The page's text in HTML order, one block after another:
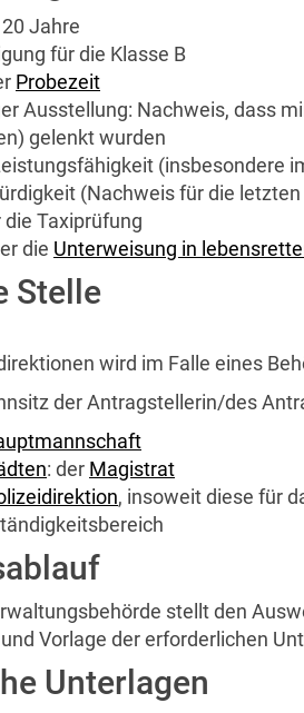
Jahre
für die Klasse B
Probezeit
Ausstellung: Nachweis, dass
gelenkt wurden
(insbesondere
(Nachweis für die
Taxiprüfung
die Unterweisung in
Stelle
wird im Falle eines
der Antragstellerin/des
: der Magistrat
, insoweit diese für
stellt den
Vorlage der erforderlichen
Unterlagen